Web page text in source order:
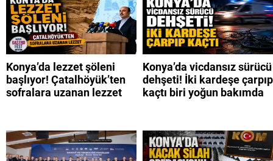
Konya’da lezzet şöleni
başlıyor! Çatalhöyük’ten
sofralara uzanan lezzet
Konya’da vicdansız sürücü
dehşeti! İki kardeşe çarpıp
kaçtı biri yoğun bakımda